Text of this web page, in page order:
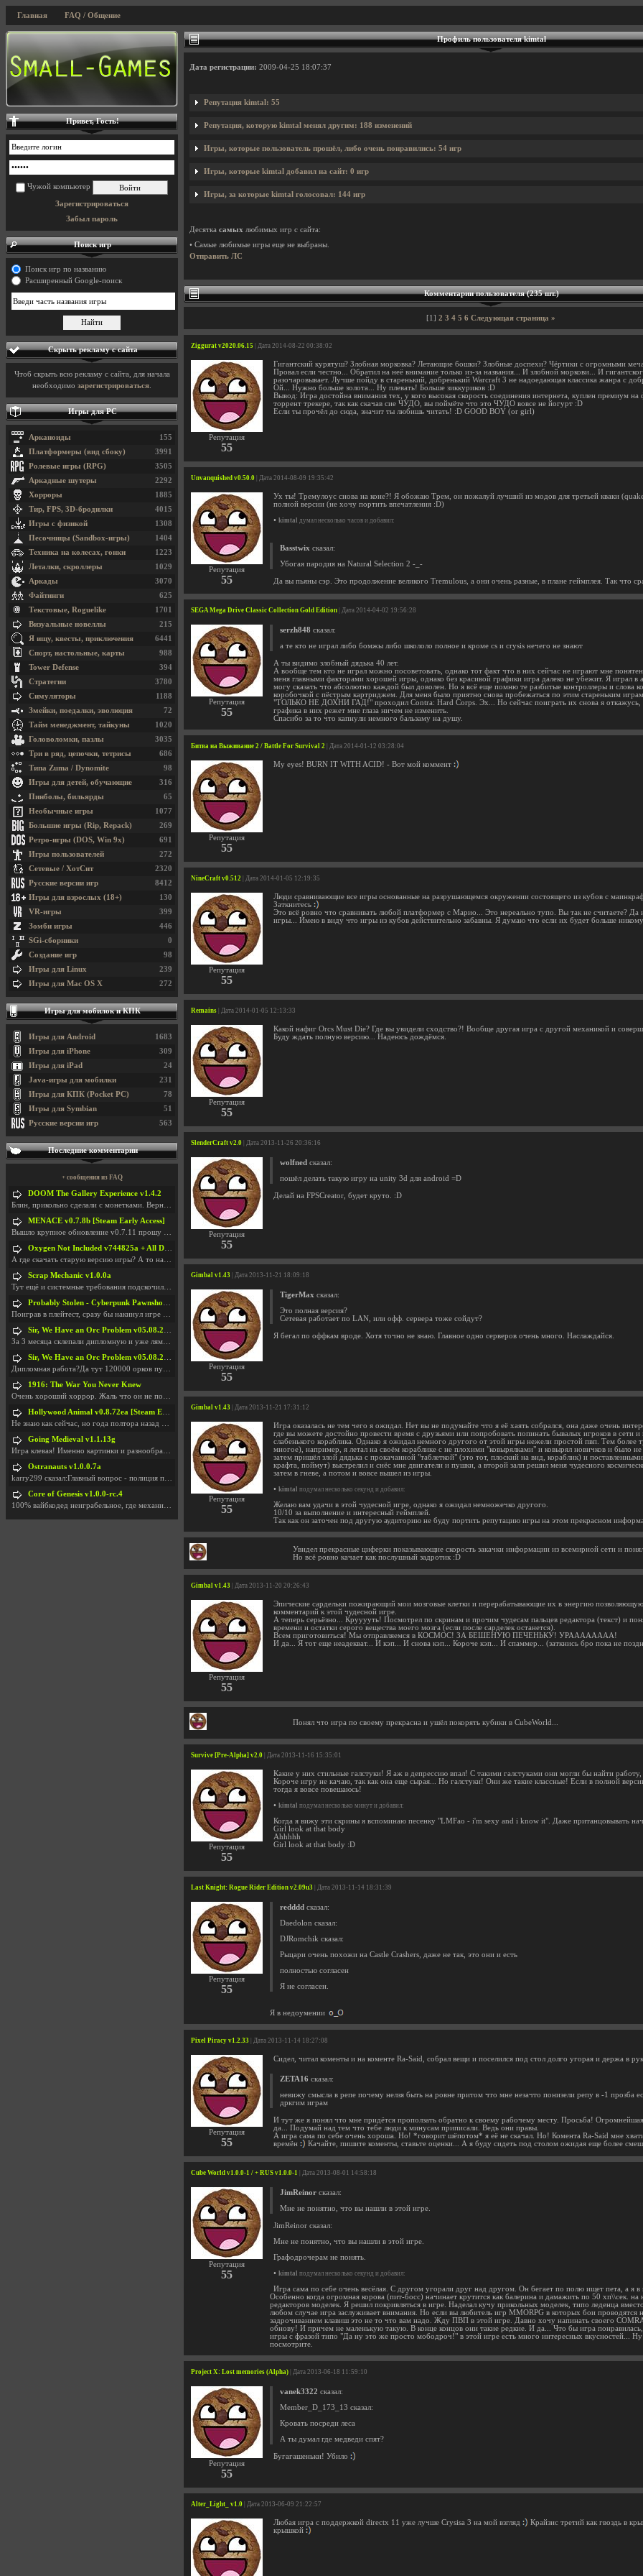
Главная FAQ / Общение
Профиль пользователя kimtal
Дата регистрации: 2009-04-25 18:07:37
Репутация kimtal: 55
Репутация, которую kimtal менял другим: 188 изменений
Игры, которые пользователь прошёл, либо очень понравились: 54 игр
Игры, которые kimtal добавил на сайт: 0 игр
Игры, за которые kimtal голосовал: 144 игр
Десятка самых любимых игр с сайта:
• Самые любимые игры еще не выбраны.
Отправить ЛС
Комментарии пользователя (235 шт.)
[1] 2 3 4 5 6 Следующая страница »
Ziggurat v2020.06.15 | Дата 2014-08-22 00:38:02
Репутация
55
Гигантский курятуш? Злобная морковка? Летающие бошки? Злобные доспехи? Чёртики с огромными
Провал если честно... Обратил на неё внимание только из-за названия... И злобной моркови... И
разочаровывает. Лучше пойду в старенький, добренький Warcraft 3 не надоедающая классика жанра с
Ой... Нужно больше золота... Ну плевать! Больше зиккуриков :D
Вывод: Игра достойна внимания тех, у кого высокая скорость соединения интернета, куплен премиум на
торрент трекере, так как скачав сие ЧУДО, вы поймёте что это ЧУДО вовсе не йогурт :D
Если ты прочёл до сюда, значит ты любишь читать! :D GOOD BOY (or girl)
Unvanquished v0.50.0 | Дата 2014-08-09 19:35:42
Репутация
55
Ух ты! Тремулоус снова на коне?! Я обожаю Трем, он пожалуй лучший из модов для третьей кваки
полной версии (не хочу портить впечатления :D)
• kimtal думал несколько часов и добавил:
Basstwix сказал:
Убогая пародия на Natural Selection 2 -_-
Да вы пьяны сэр. Это продолжение великого Tremulous, а они очень разные, в плане геймплея. Так что
SEGA Mega Drive Classic Collection Gold Edition | Дата 2014-04-02 19:56:28
Репутация
55
serzh848 сказал:
а те кто не играл либо бомжы либо школоло полное и кроме cs и crysis нечего не знают
А ты видимо злобный дядька 40 лет.
А вообще тем кто не играл можно посоветовать, однако тот факт что в них сейчас не играют мне
меня главными факторами хорошей игры, однако без красивой графики игра далеко не убежит. Я играл
могу сказать что абсолютно каждой был доволен. Но я всё еще помню те разбитые контроллеры и слова
коробочкой с пёстрым картриджем. Для меня было приятно снова пробежаться по этим стареньким
"ТОЛЬКО НЕ ДОХНИ ГАД!" проходил Contra: Hard Corps. Эх... Но сейчас поиграть их снова я откажусь,
графика в них режет мне глаза ничем не изменить.
Спасибо за то что капнули немного бальзаму на душу.
Битва на Выживание 2 / Battle For Survival 2 | Дата 2014-01-12 03:28:04
Репутация
55
My eyes! BURN IT WITH ACID! - Вот мой коммент
NineCraft v0.512 | Дата 2014-01-05 12:19:35
Репутация
55
Люди сравнивающие все игры основанные на разрушающемся окружении состоящего из кубов с
Заткнитесь
Это всё ровно что сравнивать любой платформер с Марио... Это нереально тупо. Вы так не считаете?
игры... Имею в виду что игры из кубов действительно забавны. Я думаю что если их будет больше
Remains | Дата 2014-01-05 12:13:33
Репутация
55
Какой нафиг Orcs Must Die? Где вы увидели сходство?! Вообще другая игра с другой механикой и
Буду ждать полную версию... Надеюсь дождёмся.
SlenderCraft v2.0 | Дата 2013-11-26 20:36:16
Репутация
55
wolfned сказал:
пошёл делать такую игру на unity 3d для android =D
Делай на FPSCreator, будет круто. :D
Gimbal v1.43 | Дата 2013-11-21 18:09:18
Репутация
55
TigerMax сказал:
Это полная версия?
Сетевая работает по LAN, или офф. сервера тоже сойдут?
Я бегал по оффкам вроде. Хотя точно не знаю. Главное одно серверов очень много. Наслаждайся.
Gimbal v1.43 | Дата 2013-11-21 17:31:12
Репутация
55
Игра оказалась не тем чего я ожидал. Нет вы не подумайте что я её хаять собрался, она даже очень
где вы можете достойно провести время с друзьями или попробовать попинать бывалых игроков в сети и
слабенького кораблика. Однако я ожидал немного другого от этой игры нежели простой пвп. Тем более
многое), например, я летал на своём кораблике с не плохими "ковырялками" и ковырял новичков и было
затем пришёл злой дядька с прокачанной "таблеткой" (это тот, плоский на вид, кораблик) и
крафта, поймут) выстрелил и снёс мне двигатели и пушки, а второй залп решил меня чудесного
затем в гневе, а потом и вовсе вышел из игры.
• kimtal подумал несколько секунд и добавил:
Желаю вам удачи в этой чудесной игре, однако я ожидал немножечко другого.
10/10 за выполнение и интересный геймплей.
Так как он заточен под другую аудиторию не буду портить репутацию игры на этом прекрасном
Увидел прекрасные циферки показывающие скорость закачки информации из всемирной сети и
Но всё ровно качает как послушный задротик :D
Gimbal v1.43 | Дата 2013-11-20 20:26:43
Репутация
55
Эпические сардельки пожирающий мои мозговые клетки и перерабатывающие их в энергию
комментарий к этой чудесной игре.
А теперь серьёзно... Крууууть! Посмотрел по скринам и прочим чудесам пальцев редактора (текст) и
времени и остатки серого вещества моего мозга (если после сарделек останется).
Всем приготовиться! Мы отправляемся в КОСМОС! ЗА БЕШЕНУЮ ПЕЧЕНЬКУ! УРАААААААА!
И да... Я тот еще неадекват... И кэп... И снова кэп... Короче кэп... И спаммер... (заткнись бро пока не
Понял что игра по своему прекрасна и ушёл покорять кубики в CubeWorld...
Survive [Pre-Alpha] v2.0 | Дата 2013-11-16 15:35:01
Репутация
55
Какие у них стильные галстуки! Я аж в депрессию впал! С такими галстуками они могли бы найти
Короче игру не качаю, так как она еще сырая... Но галстуки! Они же такие классные! Если в полной
тогда я вовсе повешаюсь!
• kimtal подумал несколько минут и добавил:
Когда я вижу эти скрины я вспоминаю песенку "LMFao - i'm sexy and i know it". Даже пританцовывать
Girl look at that body
Ahhhhh
Girl look at that body :D
Last Knight: Rogue Rider Edition v2.09u3 | Дата 2013-11-14 18:31:39
Репутация
55
redddd сказал:
Daedolon сказал:
DJRomchik сказал:
Рыцари очень похожи на Castle Crashers, даже не так, это они и есть
полностью согласен
Я не согласен.
Я в недоумении
Pixel Piracy v1.2.33 | Дата 2013-11-14 18:27:08
Репутация
55
Сидел, читал коменты и на коменте Ra-Said, собрал вещи и поселился под стол долго угорая и держа в
ZETA16 сказал:
невижу смысла в репе почему нелзя быть на ровне притом что мне незачто понизели репу в -1 прозба
дркгим играм
И тут же я понял что мне придётся проползать обратно к своему рабочему месту. Просьба!
да... Подумай над тем что тебе люди к минусам приписали. Ведь они правы.
А игра сама по себе очень хороша. Но! *говорит шёпотом* я её не скачал. Но! Комента Ra-Said мне
времён
Качайте, пишите коменты, ставьте оценки... А я буду сидеть под столом ожидая еще более
Cube World v1.0.0-1 / + RUS v1.0.0-1 | Дата 2013-08-01 14:58:18
Репутация
55
JimReinor сказал:
Мне не понятно, что вы нашли в этой игре.
JimReinor сказал:
Мне не понятно, что вы нашли в этой игре.
Графодрочерам не понять.
• kimtal подумал несколько секунд и добавил:
Игра сама по себе очень весёлая. С другом угорали друг над другом. Он бегает по полю ищет пета, а я в
Особенно когда огромная корова (пит-босс) начинает крутится как балерина и дамажить по 50 хп\\сек.
редакторов моделек. Я решил покривляться в игре. Наделал кучу прикольных моделек, типо леденца
любом случае игра заслуживает внимания. Но если вы любитель игр MMORPG в которых бои
задрочиванием клавиш это не то что вам надо. Жду ПВП в этой игре. Давно хочу напинать своего
обнову! И причем не маленькую такую. В конце концов они такие редкие. И да... Что бы игра
игры с фразой типо "Да ну это же просто мободроч!" в этой игре есть много интересных вкусностей...
посмотрите.
Project X: Lost memories (Alpha) | Дата 2013-06-18 11:59:10
Репутация
55
vanek3322 сказал:
Member_D_173_13 сказал:
Кровать посреди леса
А ты думал где медведи спят?
Бугагашеньки! Убило
Alter_Light_ v1.0 | Дата 2013-06-09 21:22:57
Любая игра с поддержкой directx 11 уже лучше Crysisa 3 на мой взгляд
Крайзис третий как гвоздь в
крышкой
Привет, Гость!
Чужой компьютер
Зарегистрироваться
Забыл пароль
Поиск игр
Поиск игр по названию
Расширенный Google-поиск
Скрыть рекламу с сайта
Чтоб скрыть всю рекламу с сайта, для начала
необходимо зарегистрироваться
Игры для PC
155
Арканоиды
3991
Платформеры (вид сбоку)
3505
Ролевые игры (RPG)
2292
Аркадные шутеры
1885
Хорроры
4015
Тир, FPS, 3D-бродилки
1308
Игры с физикой
1404
Песочницы (Sandbox-игры)
1223
Техника на колесах, гонки
1029
Леталки, скроллеры
3070
Аркады
625
Файтинги
1701
Текстовые, Roguelike
215
Визуальные новеллы
6441
Я ищу, квесты, приключения
988
Спорт, настольные, карты
394
Tower Defense
3780
Стратегии
1188
Симуляторы
72
Змейки, поедалки, эволюция
1020
Тайм менеджмент, тайкуны
3035
Головоломки, пазлы
686
Три в ряд, цепочки, тетрисы
98
Типа Zuma / Dynomite
316
Игры для детей, обучающие
65
Пинболы, бильярды
1077
Необычные игры
269
Большие игры (Rip, Repack)
691
Ретро-игры (DOS, Win 9x)
272
Игры пользователей
2320
Сетевые / ХотСит
8412
Русские версии игр
130
Игры для взрослых (18+)
399
VR-игры
446
Зомби игры
0
SGi-сборники
98
Создание игр
239
Игры для Linux
272
Игры для Mac OS X
Игры для мобилок и КПК
1683
Игры для Android
309
Игры для iPhone
24
Игры для iPad
231
Java-игры для мобилки
78
Игры для КПК (Pocket PC)
51
Игры для Symbian
563
Русские версии игр
Последние комментарии
+ сообщения из FAQ
DOOM The Gallery Experience v1.4.2
Блин, прикольно сделали с монетками. Вернулся в св
MENACE v0.7.8b [Steam Early Access]
Вышло крупное обновление v0.7.11 прошу обновить
Oxygen Not Included v744825a + All DLC
А где скачать старую версию игры? А то на новой но
Scrap Mechanic v1.0.0a
Тут ещё и системные требования подскочили. Если не
Probably Stolen - Cyberpunk Pawnshop Simulator v048c [Playtest]
Поиграв в плейтест, сразу бы накинул игре наивысши
Sir, We Have an Orc Problem v05.08.2026
За 3 месяца склепали дипломную и уже лям двести ба
Sir, We Have an Orc Problem v05.08.2026
Дипломная работа?Да тут 120000 орков путь выбирают
1916: The War You Never Knew
Очень хороший хоррор. Жаль что он не получил должн
Hollywood Animal v0.8.72ea [Steam Early Access]
Не знаю как сейчас, но года полтора назад игра был
Going Medieval v1.1.13g
Игра клевая! Именно картинки и разнообразия в стро
Ostranauts v1.0.0.7a
karry299 сказал:Главный вопрос - полиция по-прежне
Core of Genesis v1.0.0-rc.4
100% вайбкодед неиграбельное, где механики знает т